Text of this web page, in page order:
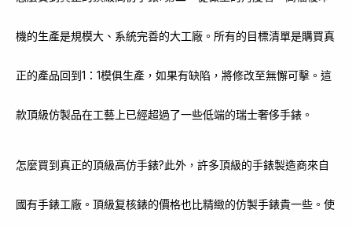
機的生產是規模大、系統完善的大工廠。所有的目標清單是購買真
正的產品回到1：1模俱生產，如果有缺陷，將修改至無懈可擊。這
款頂級仿製品在工藝上已經超過了一些低端的瑞士奢侈手錶。
怎麼買到真正的頂級高仿手錶?此外，許多頂級的手錶製造商來自
國有手錶工廠。頂級复核錶的價格也比精緻的仿製手錶貴一些。使